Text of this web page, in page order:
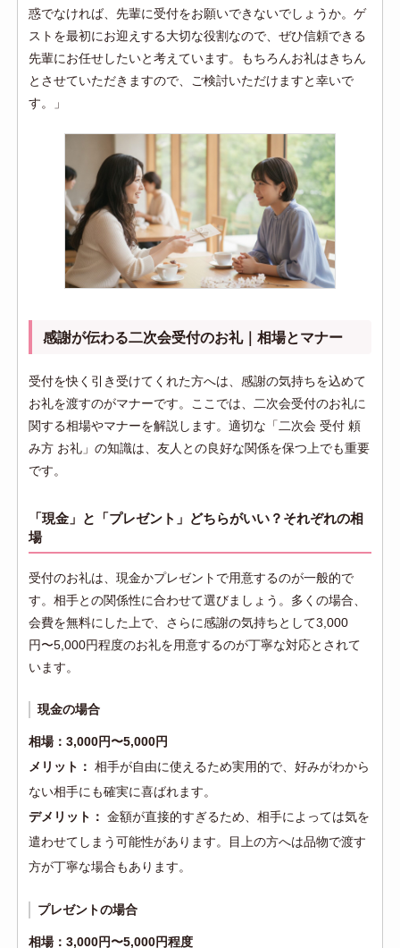
惑でなければ、先輩に受付をお願いできないでしょうか。ゲ
ストを最初にお迎えする大切な役割なので、ぜひ信頼できる
先輩にお任せしたいと考えています。もちろんお礼はきちん
とさせていただきますので、ご検討いただけますと幸いで
す。」
感謝が伝わる二次会受付のお礼｜相場とマナー
受付を快く引き受けてくれた方へは、感謝の気持ちを込めて
お礼を渡すのがマナーです。ここでは、二次会受付のお礼に
関する相場やマナーを解説します。適切な「二次会 受付 頼
み方 お礼」の知識は、友人との良好な関係を保つ上でも重要
です。
「現金」と「プレゼント」どちらがいい？それぞれの相
場
受付のお礼は、現金かプレゼントで用意するのが一般的で
す。相手との関係性に合わせて選びましょう。多くの場合、
会費を無料にした上で、さらに感謝の気持ちとして3,000
円〜5,000円程度のお礼を用意するのが丁寧な対応とされて
います。
現金の場合
相場：3,000円〜5,000円
メリット： 相手が自由に使えるため実用的で、好みがわから
ない相手にも確実に喜ばれます。
デメリット： 金額が直接的すぎるため、相手によっては気を
遣わせてしまう可能性があります。目上の方へは品物で渡す
方が丁寧な場合もあります。
プレゼントの場合
相場：3,000円〜5,000円程度